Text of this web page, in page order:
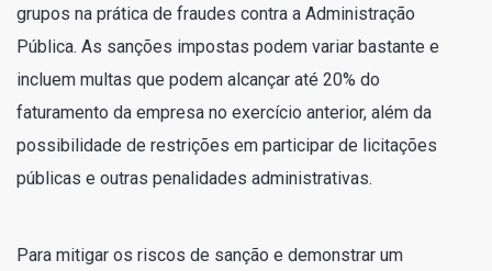
grupos na prática de fraudes contra a Administração
Pública. As sanções impostas podem variar bastante e
incluem multas que podem alcançar até 20% do
faturamento da empresa no exercício anterior, além da
possibilidade de restrições em participar de licitações
públicas e outras penalidades administrativas.
Para mitigar os riscos de sanção e demonstrar um